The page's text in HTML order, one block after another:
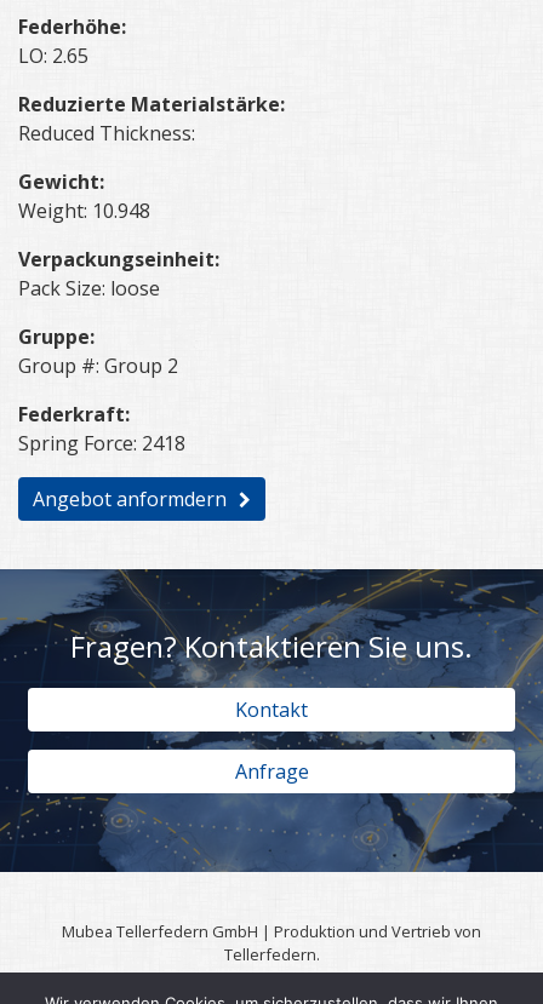
Federhöhe:
LO: 2.65
Reduzierte Materialstärke:
Reduced Thickness:
Gewicht:
Weight: 10.948
Verpackungseinheit:
Pack Size: loose
Gruppe:
Group #: Group 2
Federkraft:
Spring Force: 2418
Angebot anformdern
Fragen? Kontaktieren Sie uns.
Kontakt
Anfrage
Mubea Tellerfedern GmbH | Produktion und Vertrieb von
Tellerfedern.